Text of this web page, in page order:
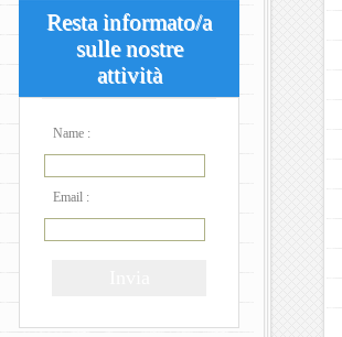
Resta informato/a
sulle nostre
attività
Name :
Email :